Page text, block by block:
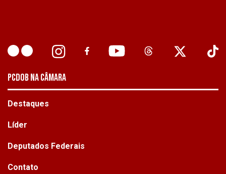
PCDOB NA CÂMARA
Destaques
Líder
Deputados Federais
Contato